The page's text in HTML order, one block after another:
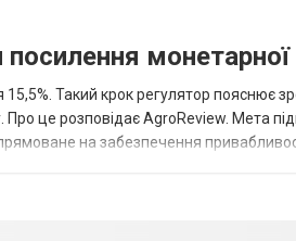
монетарної
Такий крок регулятор пояснює
Про це розповідає AgroReview. Мета
на забезпечення